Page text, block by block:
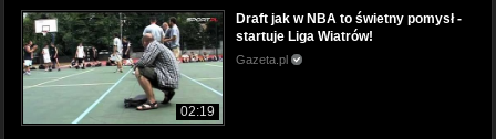
02:19
Draft jak w NBA to świetny pomysł -
startuje Liga Wiatrów!
Gazeta.pl